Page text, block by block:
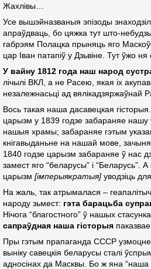
Жахлівы…
Усе вышэйназваныя эпізоды
апраўдваць, бо цяжка тут што-
габрэям Полацка прыняць яго
цар Іван патапіў у Дзьвіне. Тут ўжо
У вайну 1812 года наш народ
лічылі ВКЛ, а не Расею, якая іх
незалежнасьці ад вялікадзяржаўнай
Вось такая наша дасавецкая
царызм у 1839 годзе забараняе нашу
нашыя храмы; забараняе гэтым
кнігавыданьне на нашай мове,
1840 годзе царызм забараняе ў нас
замест яго “беларусы” і “Беларусь”.
царызм[імперыякратыя] уводзіць
На жаль, так атрымалася –
народу зьмест: гэта барацьба
Нічога “благостного” ў нашых
сапраўдная наша гісторыя
Пры гэтым прапаганда СССР
выніку савецкія беларусы сталі
адносінах да Масквы. Бо ж яна “наша